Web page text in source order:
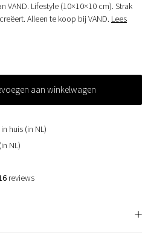
VAND. Lifestyle (10×10×10 cm). Strak
Alleen te koop bij VAND. Lees
aan winkelwagen
huis (in NL)
NL)
reviews